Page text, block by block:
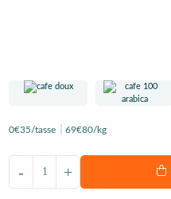
0€35/tasse 69€80/kg
+
-